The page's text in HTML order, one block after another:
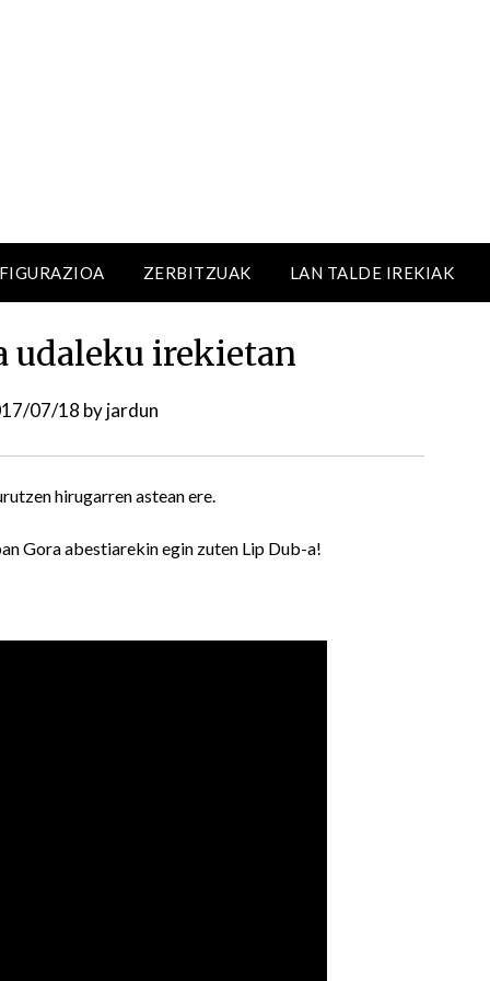
ZERBITZUAK LAN TALDE IREKIAK
udaleku irekietan
07/18 byjardun
hirugarren astean ere.
Gora abestiarekin egin zuten Lip Dub-a!